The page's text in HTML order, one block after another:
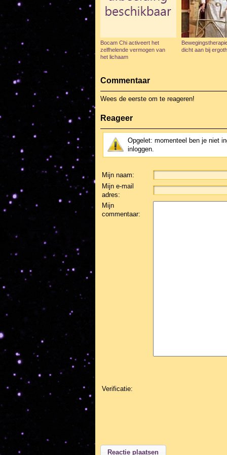
Bocam Chi activeert het
zelfhelende vermogen van
het lichaam
dicht aan bij
Commentaar
Wees de eerste om te reageren!
Reageer
Opgelet: momenteel ben je niet
inloggen.
Mijn naam:
Mijn e-mail
adres:
Mijn
commentaar:
Verificatie: